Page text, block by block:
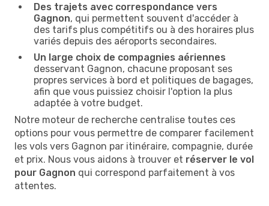
Des trajets avec correspondance vers
Gagnon, qui permettent souvent d'accéder à
des tarifs plus compétitifs ou à des horaires plus
variés depuis des aéroports secondaires.
Un large choix de compagnies aériennes
desservant Gagnon, chacune proposant ses
propres services à bord et politiques de bagages,
afin que vous puissiez choisir l'option la plus
adaptée à votre budget.
Notre moteur de recherche centralise toutes ces
options pour vous permettre de comparer facilement
les vols vers Gagnon par itinéraire, compagnie, durée
et prix. Nous vous aidons à trouver et réserver le vol
pour Gagnon qui correspond parfaitement à vos
attentes.